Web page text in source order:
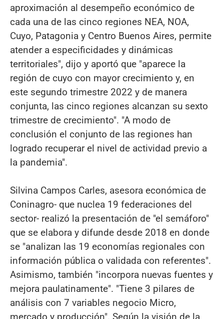
aproximación al desempeño económico de
cada una de las cinco regiones NEA, NOA,
Cuyo, Patagonia y Centro Buenos Aires, permite
atender a especificidades y dinámicas
territoriales", dijo y aportó que "aparece la
región de cuyo con mayor crecimiento y, en
este segundo trimestre 2022 y de manera
conjunta, las cinco regiones alcanzan su sexto
trimestre de crecimiento". "A modo de
conclusión el conjunto de las regiones han
logrado recuperar el nivel de actividad previo a
la pandemia".
Silvina Campos Carles, asesora económica de
Coninagro- que nuclea 19 federaciones del
sector- realizó la presentación de "el semáforo"
que se elabora y difunde desde 2018 en donde
se "analizan las 19 economías regionales con
información pública o validada con referentes".
Asimismo, también "incorpora nuevas fuentes y
mejora paulatinamente". "Tiene 3 pilares de
análisis con 7 variables negocio Micro,
mercado y producción". Según la visión de la